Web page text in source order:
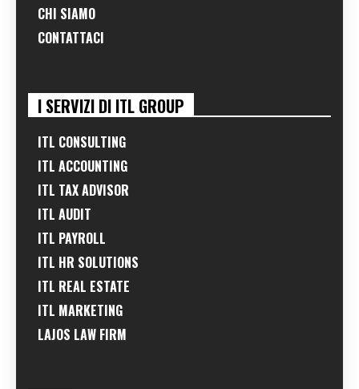
CHI SIAMO
CONTATTACI
I SERVIZI DI ITL GROUP
ITL CONSULTING
ITL ACCOUNTING
ITL TAX ADVISOR
ITL AUDIT
ITL PAYROLL
ITL HR SOLUTIONS
ITL REAL ESTATE
ITL MARKETING
LAJOS LAW FIRM